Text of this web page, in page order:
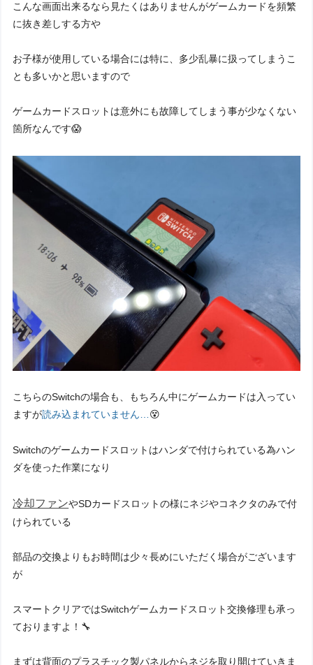
こんな画面出来るなら見たくはありませんがゲームカードを頻繁
に抜き差しする方や
お子様が使用している場合には特に、多少乱暴に扱ってしまうこ
とも多いかと思いますので
ゲームカードスロットは意外にも故障してしまう事が少なくない
箇所なんです😱
こちらのSwitchの場合も、もちろん中にゲームカードは入ってい
ますが読み込まれていません…😵
Switchのゲームカードスロットはハンダで付けられている為ハン
ダを使った作業になり
冷却ファンやSDカードスロットの様にネジやコネクタのみで付
けられている
部品の交換よりもお時間は少々長めにいただく場合がございます
が
スマートクリアではSwitchゲームカードスロット交換修理も承っ
ておりますよ！🔧
まずは背面のプラスチック製パネルからネジを取り開けていきま